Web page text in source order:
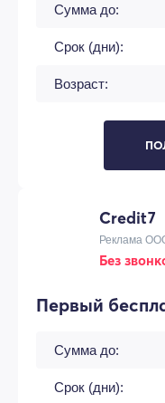
Сумма до:
Срок (дни):
Возраст:
Credit7
Реклама
Без
Первый
Сумма до:
Срок (дни):